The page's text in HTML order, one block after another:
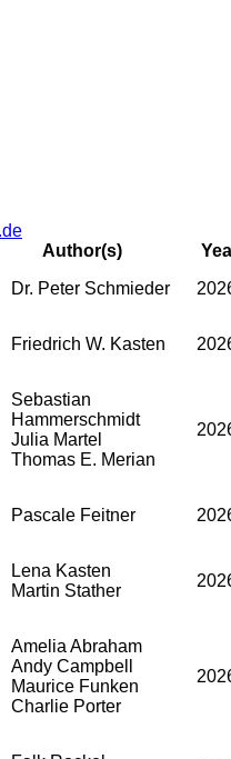
Author(s)
Dr. Peter Schmieder
Friedrich W. Kasten
Sebastian
Hammerschmidt
Julia Martel
Thomas E. Merian
Pascale Feitner
Lena Kasten
Martin Stather
Amelia Abraham
Andy Campbell
Maurice Funken
Charlie Porter